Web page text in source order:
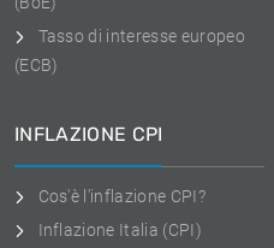
Tasso di interesse europeo
(ECB)
INFLAZIONE CPI
Cos'è l'inflazione CPI?
Inflazione Italia (CPI)